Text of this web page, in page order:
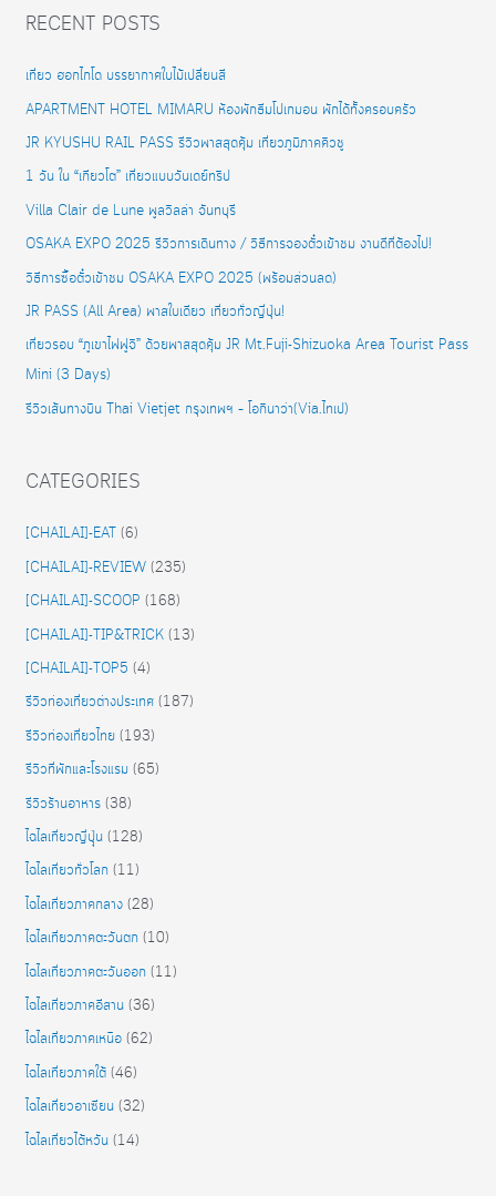
RECENT POSTS
เที่ยว ฮอกไกโด บรรยากาศใบไม้เปลี่ยนสี
APARTMENT HOTEL MIMARU ห้องพักธีมโปเกมอน พักได้ทั้งครอบครัว
JR KYUSHU RAIL PASS รีวิวพาสสุดคุ้ม เที่ยวภูมิภาคคิวชู
1 วัน ใน “เกียวโต” เที่ยวแบบวันเดย์ทริป
Villa Clair de Lune พูลวิลล่า จันทบุรี
OSAKA EXPO 2025 รีวิวการเดินทาง / วิธีการจองตั๋วเข้าชม งานดีที่ต้องไป!
วิธีการซื้อตั๋วเข้าชม OSAKA EXPO 2025 (พร้อมส่วนลด)
JR PASS (All Area) พาสใบเดียว เที่ยวทั่วญี่ปุ่น!
เที่ยวรอบ “ภูเขาไฟฟูจิ” ด้วยพาสสุดคุ้ม JR Mt.Fuji-Shizuoka Area Tourist Pass
Mini (3 Days)
รีวิวเส้นทางบิน Thai Vietjet กรุงเทพฯ – โอกินาว่า(Via.ไทเป)
CATEGORIES
[CHAILAI]-EAT (6)
[CHAILAI]-REVIEW (235)
[CHAILAI]-SCOOP (168)
[CHAILAI]-TIP&TRICK (13)
[CHAILAI]-TOP5 (4)
รีวิวท่องเที่ยวต่างประเทศ (187)
รีวิวท่องเที่ยวไทย (193)
รีวิวที่พักและโรงแรม (65)
รีวิวร้านอาหาร (38)
ไฉไลเที่ยวญี่ปุุ่น (128)
ไฉไลเที่ยวทั่วโลก (11)
ไฉไลเที่ยวภาคกลาง (28)
ไฉไลเที่ยวภาคตะวันตก (10)
ไฉไลเที่ยวภาคตะวันออก (11)
ไฉไลเที่ยวภาคอีสาน (36)
ไฉไลเที่ยวภาคเหนือ (62)
ไฉไลเที่ยวภาคใต้ (46)
ไฉไลเที่ยวอาเซียน (32)
ไฉไลเที่ยวไต้หวัน (14)